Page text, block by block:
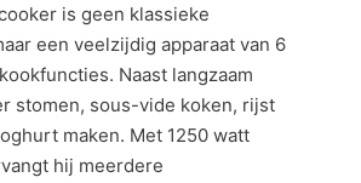
is geen klassieke
een veelzijdig apparaat van 6
Naast langzaam
stomen, sous-vide koken, rijst
maken. Met 1250 watt
hij meerdere